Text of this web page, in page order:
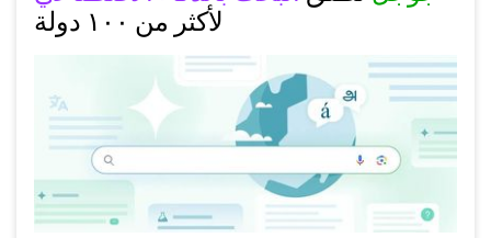
لأكثر من ١٠٠ دولة